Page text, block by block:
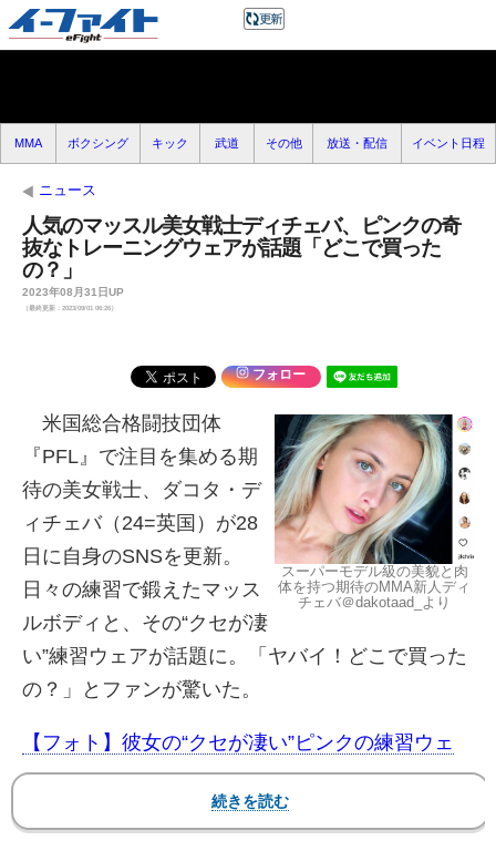
MMA ボクシング キック 武道 その他 放送・配信 イベント日程
ニュース
人気のマッスル美女戦士ディチェバ、ピンクの奇
抜なトレーニングウェアが話題「どこで買った
の？」
2023年08月31日UP
（最終更新：2023/09/01 06:26）
フォロー
スーパーモデル級の美貌と肉
体を持つ期待のMMA新人ディ
チェバ＠dakotaad_より
米国総合格闘技団体
『PFL』で注目を集める期
待の美女戦士、ダコタ・デ
ィチェバ（24=英国）が28
日に自身のSNSを更新。
日々の練習で鍛えたマッス
ルボディと、その“クセが凄
い”練習ウェアが話題に。「ヤバイ！どこで買った
の？」とファンが驚いた。
【フォト】彼女の“クセが凄い”ピンクの練習ウェ
ア、美ボディなセクシードレス姿も